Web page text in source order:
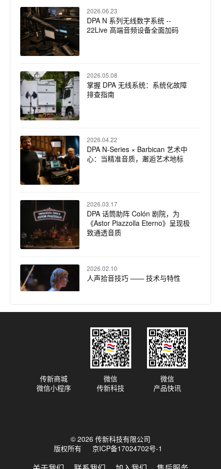
2026.06.23
DPA N 系列无线数字系统 --
22Live 高端音频设备全面加码
2026.05.08
掌握 DPA 无线系统：系统化故障
排查指南
2026.04.22
DPA N-Series × Barbican 艺术中
心：当精准音质，邂逅艺术地标
2026.03.17
DPA 话筒助阵 Colón 剧院，为
《Astor Piazzolla Eterno》呈现极
致通透音质
2026.02.10
人声拾音技巧 —— 技术与特性
2026.01.05
声动盛宴：DPA N 系列数字无线话
筒系统定义爵士酒吧听觉新维度
2025.11.14
莫滕·林德伯格访谈：沉浸式录音的
© 2026 传新科技有限公司
版权所有
京ICP备17024702号-1
传新商城
微信小程序
微信
传新科技
微信
产品快讯